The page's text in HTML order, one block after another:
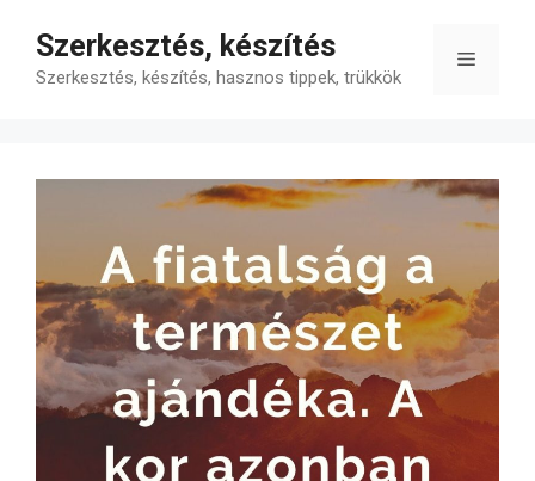
tartalomba
Szerkesztés, készítés
Szerkesztés, készítés, hasznos tippek, trükkök
Menü